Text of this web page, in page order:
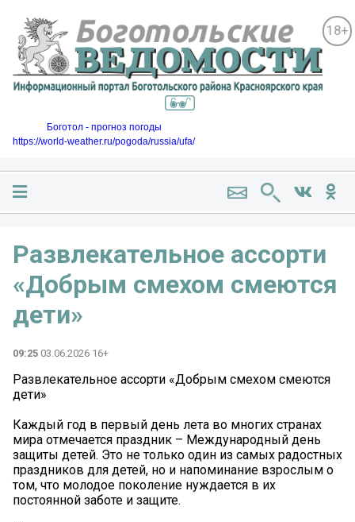
18+
Боготол - прогноз погоды
https://world-weather.ru/pogoda/russia/ufa/
Развлекательное ассорти
«Добрым смехом смеются
дети»
09:25 03.06.2026 16+
Развлекательное ассорти «Добрым смехом смеются
дети»
Каждый год в первый день лета во многих странах
мира отмечается праздник – Международный день
защиты детей. Это не только один из самых радостных
праздников для детей, но и напоминание взрослым о
том, что молодое поколение нуждается в их
постоянной заботе и защите.